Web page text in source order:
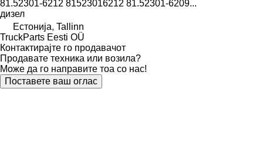
81.52301-6212 81523016212 81.52301-6209...
дизел
Естонија, Tallinn
TruckParts Eesti OÜ
Контактирајте го продавачот
Продавате техника или возила?
Може да го направите тоа со нас!
Поставете ваш оглас